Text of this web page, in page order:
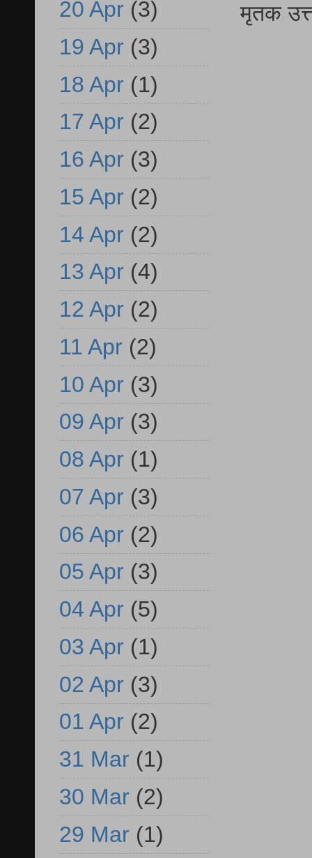
मृतक
20 Apr (3)
19 Apr (3)
18 Apr (1)
17 Apr (2)
16 Apr (3)
15 Apr (2)
14 Apr (2)
13 Apr (4)
12 Apr (2)
11 Apr (2)
10 Apr (3)
09 Apr (3)
08 Apr (1)
07 Apr (3)
06 Apr (2)
05 Apr (3)
04 Apr (5)
03 Apr (1)
02 Apr (3)
01 Apr (2)
31 Mar (1)
30 Mar (2)
29 Mar (1)